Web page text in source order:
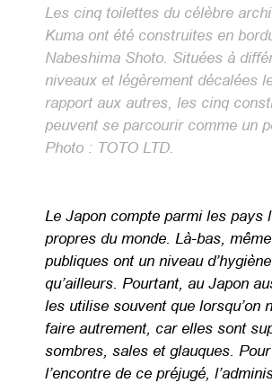
Les cinq toilettes du célèbre
Kuma ont été construites en
Nabeshima Shoto. Situées à
niveaux et légèrement décalées
rapport aux autres, les cinq
peuvent se parcourir comme un
Photo : TOTO LTD.
Le Japon compte parmi les pays
propres du monde. Là-bas,
publiques ont un niveau
qu’ailleurs. Pourtant, au Japon
les utilise souvent que lorsqu’on
faire autrement, car elles sont
sombres, sales et glauques.
l’encontre de ce préjugé,